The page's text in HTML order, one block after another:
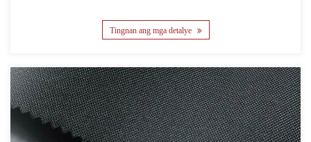
Tingnan ang mga detalye